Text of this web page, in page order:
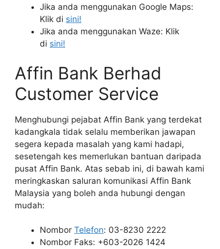
Jika anda menggunakan Google Maps:
Klik di sini!
Jika anda menggunakan Waze: Klik
di sini!
Affin Bank Berhad
Customer Service
Menghubungi pejabat Affin Bank yang terdekat
kadangkala tidak selalu memberikan jawapan
segera kepada masalah yang kami hadapi,
sesetengah kes memerlukan bantuan daripada
pusat Affin Bank. Atas sebab ini, di bawah kami
meringkaskan saluran komunikasi Affin Bank
Malaysia yang boleh anda hubungi dengan
mudah:
Nombor Telefon: 03-8230 2222
Nombor Faks: +603-2026 1424